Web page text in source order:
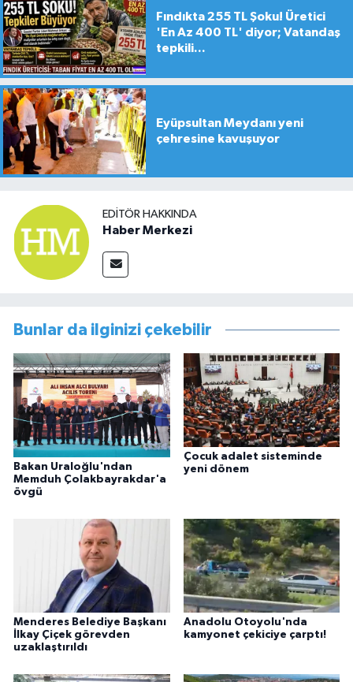
Fındıkta 255 TL Şoku! Üretici
'En Az 400 TL' diyor; Vatandaş
tepkili...
Eyüpsultan Meydanı yeni
çehresine kavuşuyor
EDITÖR HAKKINDA
Haber Merkezi
Bunlar da ilginizi çekebilir
Bakan Uraloğlu'ndan
Memduh Çolakbayrakdar'a
övgü
Çocuk adalet sisteminde
yeni dönem
Menderes Belediye Başkanı
İlkay Çiçek görevden
uzaklaştırıldı
Anadolu Otoyolu'nda
kamyonet çekiciye çarptı!